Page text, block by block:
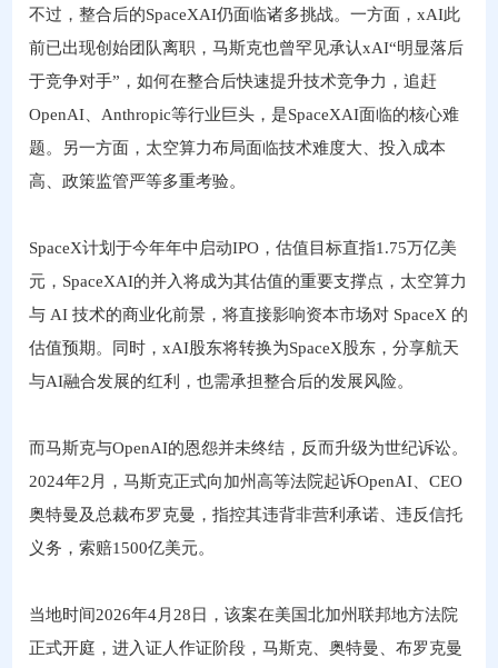
不过，整合后的SpaceXAI仍面临诸多挑战。一方面，xAI此
前已出现创始团队离职，马斯克也曾罕见承认xAI“明显落后
于竞争对手”，如何在整合后快速提升技术竞争力，追赶
OpenAI、Anthropic等行业巨头，是SpaceXAI面临的核心难
题。另一方面，太空算力布局面临技术难度大、投入成本
高、政策监管严等多重考验。
SpaceX计划于今年年中启动IPO，估值目标直指1.75万亿美
元，SpaceXAI的并入将成为其估值的重要支撑点，太空算力
与 AI 技术的商业化前景，将直接影响资本市场对 SpaceX 的
估值预期。同时，xAI股东将转换为SpaceX股东，分享航天
与AI融合发展的红利，也需承担整合后的发展风险。
而马斯克与OpenAI的恩怨并未终结，反而升级为世纪诉讼。
2024年2月，马斯克正式向加州高等法院起诉OpenAI、CEO
奥特曼及总裁布罗克曼，指控其违背非营利承诺、违反信托
义务，索赔1500亿美元。
当地时间2026年4月28日，该案在美国北加州联邦地方法院
正式开庭，进入证人作证阶段，马斯克、奥特曼、布罗克曼